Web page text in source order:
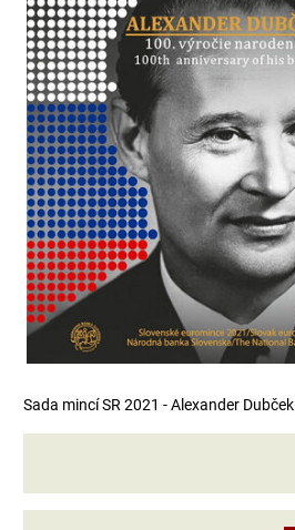
Sada mincí SR 2021 - Alexander Dubček